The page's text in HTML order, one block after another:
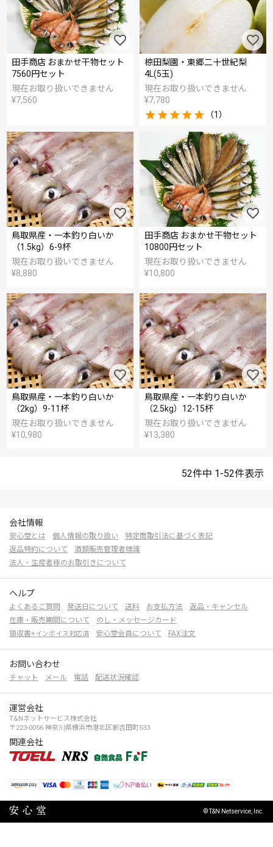
田手商店 おまかせ干物セット
7560円セット
現在お取り扱いできません
¥7,560
椋田梨園・東郷二十世紀梨
4L(5玉)
現在お取り扱いできません
¥7,780
（1）
鳥取県産・一本釣り白いか
（1.5kg）6-9杯
現在お取り扱いできません
¥8,880
田手商店 おまかせ干物セット
10800円セット
現在お取り扱いできません
¥10,800
鳥取県産・一本釣り白いか
（2kg）9-11杯
現在お取り扱いできません
¥10,980
鳥取県産・一本釣り白いか
（2.5kg）12-15杯
現在お取り扱いできません
¥13,380
52件中 1-52件表示
会社情報
安心堂とは 個人情報の取り扱い
特定商取引法に基づく表記
返品特約について
酒類販売管理者標識
法人・生産者様のお取引きについて
ヘルプ
よくあるご質問 発送日について 送料 お支払方法
返品・キャンセル
在庫・販売期間について
のし・メッセージカード
領収書※インボイス対応済 安心堂会員について FAX注文
お問い合わせ
チャット メール 電話 配送状況確認
運営会社
T&Nネットサービス株式会社
〒223-0056 神奈川県横浜市港北区新吉田町533
関連会社
© T&N Netservice, Inc.